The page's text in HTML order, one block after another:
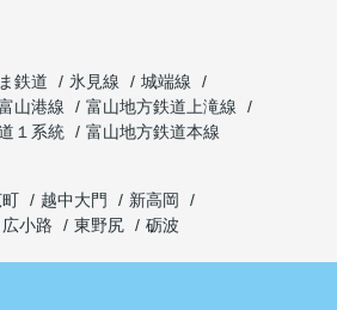
鉄道 氷見線
城端線
山港線
富山地方鉄道上滝線
１系統
富山地方鉄道本線
越中大門
新高岡
広小路 東野尻 砺波